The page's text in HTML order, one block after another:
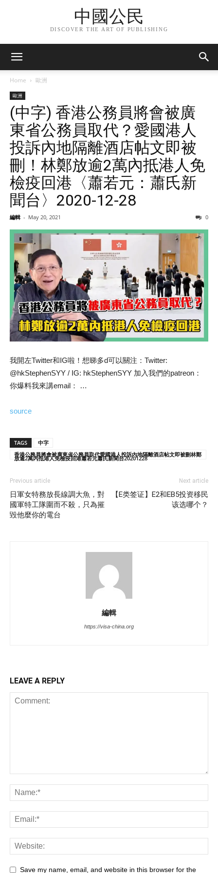
中國公民
DISCOVER THE ART OF PUBLISHING
Home 歐洲
歐洲
(中字) 香港公務員將會被廣
東省公務員取代？愛國港人
投訴內地隔離酒店帖文即被
刪！林鄭放逾2萬內抵港人免
檢疫回港〈蕭若元：蕭氏新
聞台〉2020-12-28
編輯 - May 20, 2021 0
我開左Twitter和IG啦！想睇多d可以關注：Twitter:
@hkStephenSYY / IG: hkStephenSYY 加入我們的patreon：
你爆料我來講email： …
source
TAGS
中字
香港公務員將會被廣東省公務員取代愛國港人投訴內地隔離酒店帖文即被刪林鄭
放逾2萬內抵港人免檢疫回港蕭若元蕭氏新聞台20201228
Previous article
日軍女特務放長線調大魚，對
國軍特工隊圍而不殺，只為摧
毀他麼你的電台
Next article
【E类签证】E2和EB5投资移民
该选哪个？
編輯
https://visa-china.org
LEAVE A REPLY
Save my name, email, and website in this browser for the